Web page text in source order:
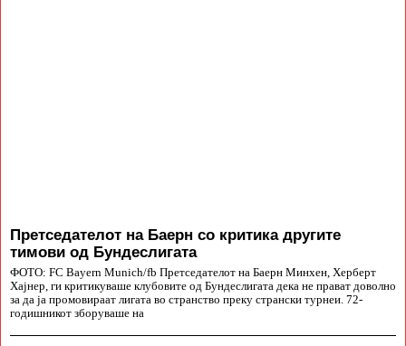
Претседателот на Баерн со критика другите
тимови од Бундеслигата
ФОТО: FC Bayern Munich/fb Претседателот на Баерн Минхен, Херберт
Хајнер, ги критикуваше клубовите од Бундеслигата дека не прават доволно
за да ја промовираат лигата во странство преку странски турнеи. 72-
годишникот зборуваше на